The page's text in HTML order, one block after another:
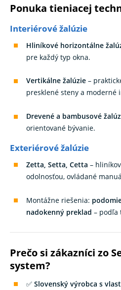
Ponuka tieniacej
Interiérové žalúzie
Hliníkové horizontálne
pre každý typ okna.
Vertikálne žalúzie –
presklené steny a moderné
Drevené a bambusové
orientované bývanie.
Exteriérové žalúzie
Zetta, Setta, Cetta –
odolnosťou, ovládané
Montážne riešenia:
nadokenný preklad – podľa
Prečo si zákazníci zo
system?
✅Slovenský výrobca s